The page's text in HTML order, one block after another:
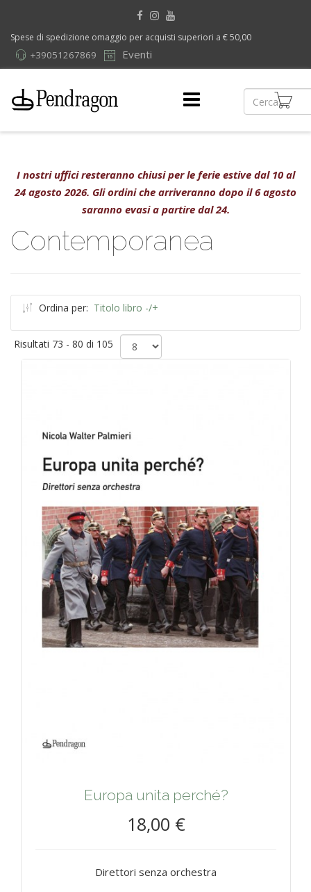
Spese di spedizione omaggio per acquisti superiori a € 50,00
Eventi
+39051267869
I nostri uffici resteranno chiusi per le ferie estive dal 10 al
24 agosto 2026. Gli ordini che arriveranno dopo il 6 agosto
saranno evasi a partire dal 24.
Contemporanea
Ordina per: Titolo libro -/+
Risultati 73 - 80 di 105
Europa unita perché?
18,00 €
Direttori senza orchestra